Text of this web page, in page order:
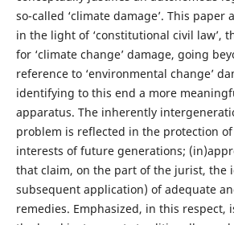
so-called ‘climate damage’. This paper
in the light of ‘constitutional civil law’,
for ‘climate change’ damage, going
reference to ‘environmental change’
identifying to this end a more
apparatus. The inherently
problem is reflected in the protection
interests of future generations;
that claim, on the part of the jurist, the
subsequent application) of adequate
remedies. Emphasized, in this respect,